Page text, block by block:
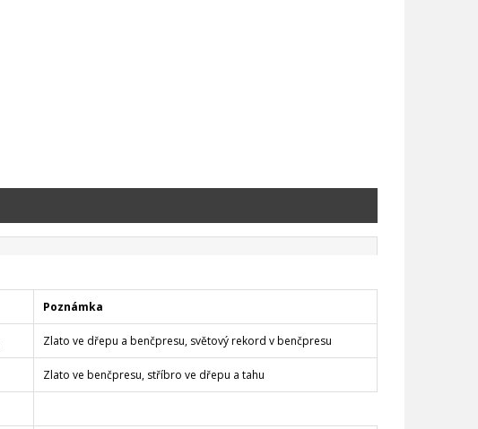
Poznámka
Zlato ve dřepu a benčpresu, světový rekord v benčpresu
Zlato ve benčpresu, stříbro ve dřepu a tahu